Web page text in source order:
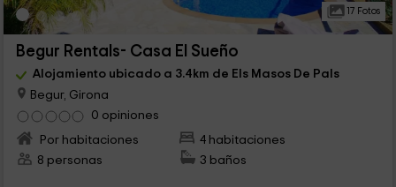
17 Fotos
Begur Rentals- Casa El Sueño
Alojamiento ubicado a 3.4km de Els Masos De Pals
Begur, Girona
0 opiniones
Por habitaciones
4 habitaciones
8 personas
3 baños